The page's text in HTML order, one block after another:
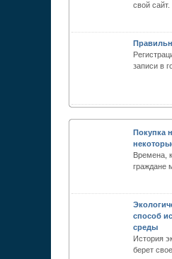
свой
записи в
Покупка
Времена,
граждане
способ
среды
История
берет